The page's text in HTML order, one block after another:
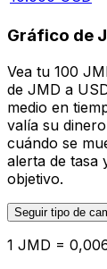
Gráfico de
Vea tu 100
de JMD a
medio en
valía su
cuándo se
alerta de tasa
objetivo.
Seguir tipo de
1 JMD =